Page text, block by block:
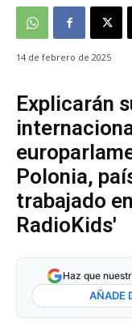
14 de febrero de 2025
Explicarán
Polonia,
trabajado
RadioKids'
Haz que
AÑADE